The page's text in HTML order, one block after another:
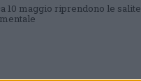
10 maggio riprendono le salite